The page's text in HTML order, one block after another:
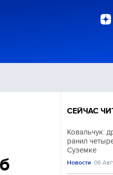
СЕЙЧАС
Ковальчук:
ранил
Суземке
Новости 06